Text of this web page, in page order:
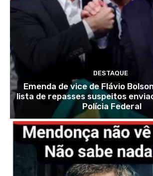
DESTAQUE
Emenda de vice de Flávio
lista de repasses suspeitos
Polícia Federal